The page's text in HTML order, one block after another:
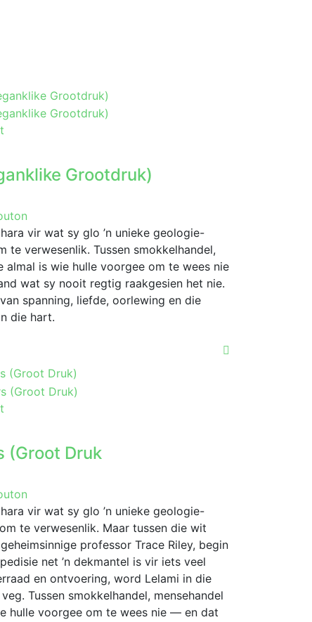
Grootdruk)
vir wat sy glo ’n unieke geologie-
te verwesenlik. Tussen smokkelhandel,
almal is wie hulle voorgee om te wees nie
wat sy nooit regtig raakgesien het nie.
spanning, liefde, oorlewing en die
die hart.
(Groot Druk
vir wat sy glo ’n unieke geologie-
te verwesenlik. Maar tussen die wit
professor Trace Riley, begin
net ’n dekmantel is vir iets veel
en ontvoering, word Lelami in die
Tussen smokkelhandel, mensehandel
hulle voorgee om te wees nie — en dat